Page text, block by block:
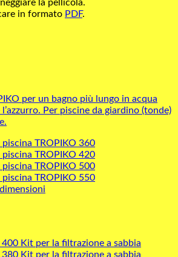
la pellicola.
in formato PDF.
TROPIKO 360
TROPIKO 420
TROPIKO 500
TROPIKO 550
Kit per la filtrazione a sabbia
Kit per la filtrazione a sabbia